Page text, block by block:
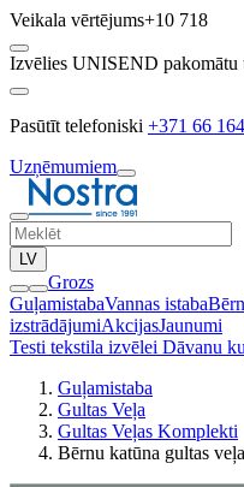
Veikala vērtējums+10 718
Izvēlies UNISEND pakomātu
Pasūtīt telefoniski +371 66
Uzņēmumiem
LV
Grozs
GuļamistabaVannas istaba
izstrādājumiAkcijasJaunumi
Testi tekstila izvēlei Dāvanu
Guļamistaba
Gultas Veļa
Gultas Veļas Komplekti
Bērnu katūna gultas